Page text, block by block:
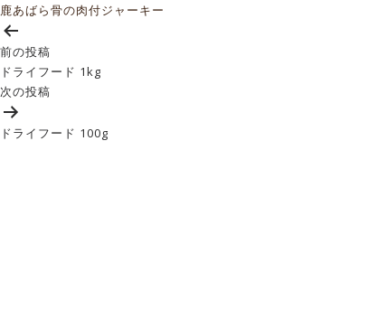
鹿あばら骨の肉付ジャーキー
投
稿
ナ
ビ
ゲ
ー
前の投稿
ドライフード 1kg
次の投稿
ドライフード 100g